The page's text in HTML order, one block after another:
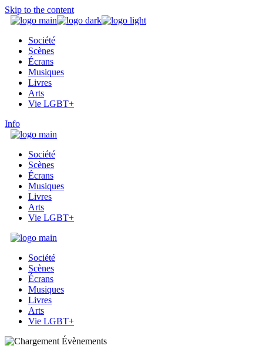
Skip to the content
Société
Scènes
Écrans
Musiques
Livres
Arts
Vie LGBT+
Info
Société
Scènes
Écrans
Musiques
Livres
Arts
Vie LGBT+
Société
Scènes
Écrans
Musiques
Livres
Arts
Vie LGBT+